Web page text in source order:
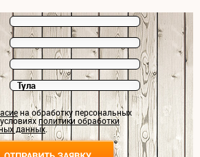
на обработку персональных
политики обработки
данных.